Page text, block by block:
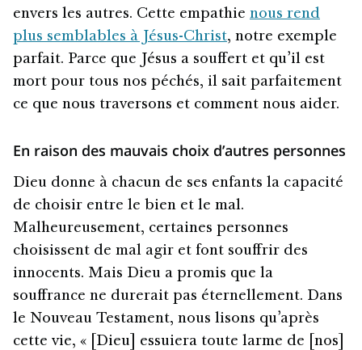
envers les autres. Cette empathie nous rend
plus semblables à Jésus-Christ, notre exemple
parfait. Parce que Jésus a souffert et qu’il est
mort pour tous nos péchés, il sait parfaitement
ce que nous traversons et comment nous aider.
En raison des mauvais choix d’autres personnes
Dieu donne à chacun de ses enfants la capacité
de choisir entre le bien et le mal.
Malheureusement, certaines personnes
choisissent de mal agir et font souffrir des
innocents. Mais Dieu a promis que la
souffrance ne durerait pas éternellement. Dans
le Nouveau Testament, nous lisons qu’après
cette vie, « [Dieu] essuiera toute larme de [nos]